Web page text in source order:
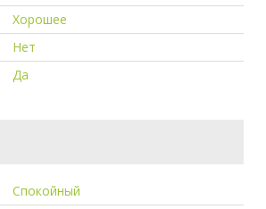
Хорошее
Нет
Да
Спокойный